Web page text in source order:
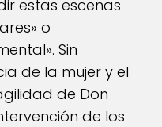
estas escenas
o
Sin
de la mujer y el
de Don
de los